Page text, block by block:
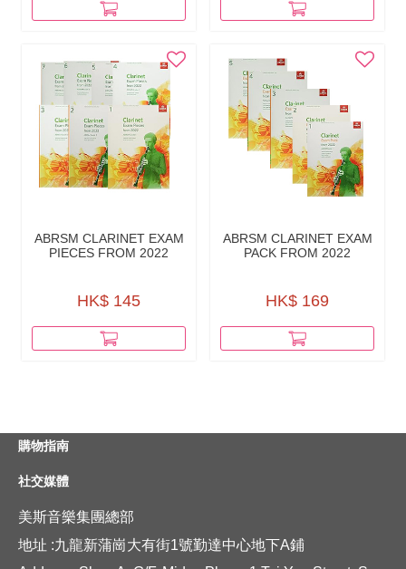
ABRSM CLARINET EXAM
PIECES FROM 2022
HK$ 145
ABRSM CLARINET EXAM
PACK FROM 2022
HK$ 169
購物指南
社交媒體
美斯音樂集團總部
地址 :九龍新蒲崗大有街1號勤達中心地下A鋪